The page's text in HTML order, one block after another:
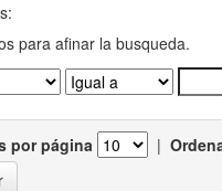
para afinar la busqueda.
por página |